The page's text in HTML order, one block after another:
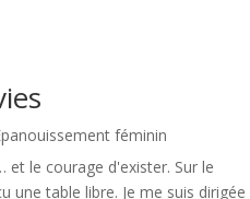
féminin
le courage d'exister. Sur le
une table libre. Je me suis dirigée